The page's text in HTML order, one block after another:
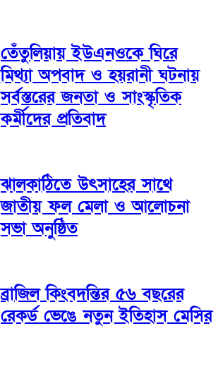
তেঁতুলিয়ায় ইউএনওকে ঘিরে
মিথ্যা অপবাদ ও হয়রানী ঘটনায়
সর্বস্তরের জনতা ও সাংস্কৃতিক
কর্মীদের প্রতিবাদ
ঝালকাঠিতে উৎসাহের সাথে
জাতীয় ফল মেলা ও আলোচনা
সভা অনুষ্ঠিত
ব্রাজিল কিংবদন্তির ৫৬ বছরের
রেকর্ড ভেঙে নতুন ইতিহাস মেসির